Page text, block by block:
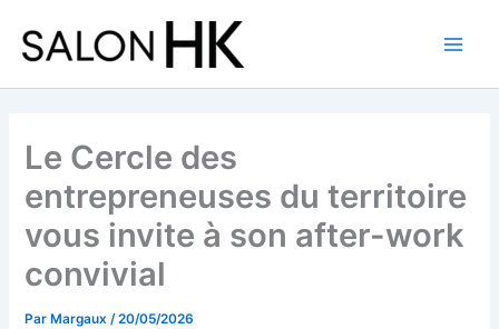
contenu
Le Cercle des
entrepreneuses du territoire
vous invite à son after-work
convivial
ParMargaux /20/05/2026